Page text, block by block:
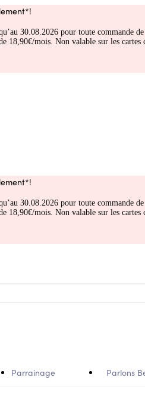
30.08.2026 pour toute commande
mois. Non valable sur les cartes
30.08.2026 pour toute commande
mois. Non valable sur les cartes
Parrainage Parlons